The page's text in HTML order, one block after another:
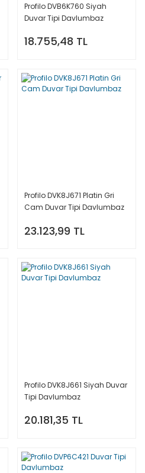
Profilo DVB6K760 Siyah
Duvar Tipi Davlumbaz
18.755,48 TL
Profilo DVK8J671 Platin Gri
Cam Duvar Tipi Davlumbaz
23.123,99 TL
Profilo DVK8J661 Siyah Duvar
Tipi Davlumbaz
20.181,35 TL